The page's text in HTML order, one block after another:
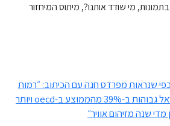
מבזק עדכונים: שנת 2025 בתמונות, מי שודד אותנו?, מיתוס המיחזור